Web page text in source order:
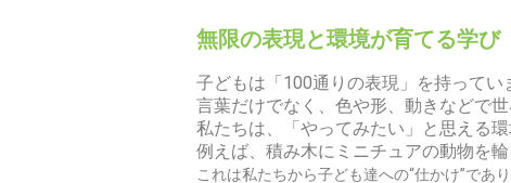
無限の表現と環境が育てる学び
子どもは「100通りの表現」を持ってい
言葉だけでなく、色や形、動きなどで世
私たちは、「やってみたい」と思える
例えば、積み木にミニチュアの動物を
これは私たちから子ども達への“仕かけ”であり